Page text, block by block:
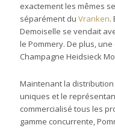
exactement les mêmes
séparément duVranken.
Demoiselle se vendait
le Pommery. De plus,
Champagne Heidsieck
Maintenant la
uniques et le
commercialisé tous les
gamme concurrente,